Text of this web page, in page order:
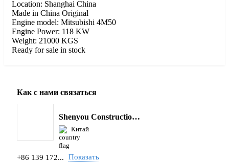
Location: Shanghai China
Made in China Original
Engine model: Mitsubishi 4M50
Engine Power: 118 KW
Weight: 21000 KGS
Ready for sale in stock
Как с нами связаться
Shenyou Construction Machinery Co., Ltd
Китай
+86 139 172... Показать